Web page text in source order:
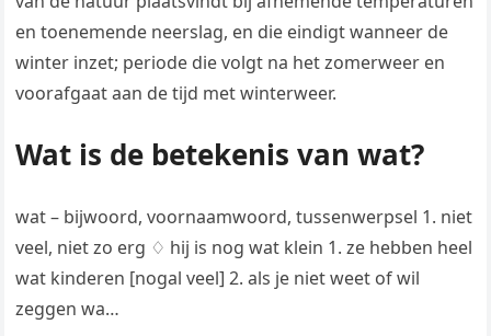
en toenemende neerslag, en die eindigt wanneer de
winter inzet; periode die volgt na het zomerweer en
voorafgaat aan de tijd met winterweer.
Wat is de betekenis van wat?
wat – bijwoord, voornaamwoord, tussenwerpsel 1. niet
veel, niet zo erg ♢ hij is nog wat klein 1. ze hebben heel
wat kinderen [nogal veel] 2. als je niet weet of wil
zeggen wa…